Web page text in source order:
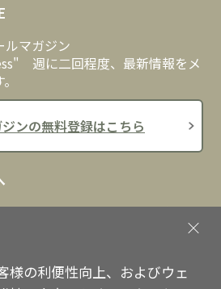
ス英語はTOEICに対応し
思決定方法の違い
のルールや基本スキルを
ャブラリーとアカデミッ
文章で繰り返し目にする
シー
ルマガジン
週に二回程度、最新情報をメ
ンの無料登録はこちら
、店頭用POPなどをご用意して
様の利便性向上、およびウェ